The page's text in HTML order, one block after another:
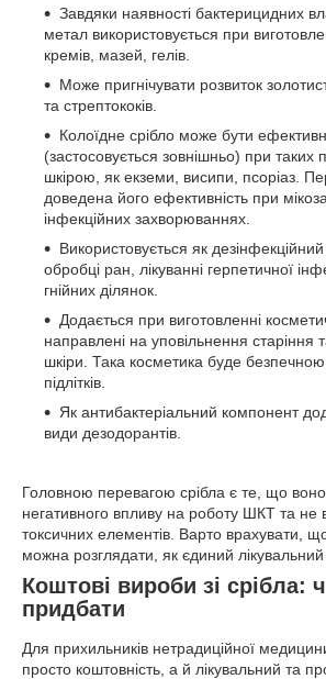
Завдяки наявності бактерицидних
метал використовується при
кремів, мазей, гелів.
Може пригнічувати розвиток
та стрептококів.
Колоїдне срібло може бути
(застосовується зовнішньо) при таких
шкірою, як екземи, висипи, псоріаз.
доведена його ефективність при
інфекційних захворюваннях.
Використовується як
обробці ран, лікуванні герпетичної
гнійних ділянок.
Додається при виготовленні
направлені на уповільнення старіння
шкіри. Така косметика буде безпечною
підлітків.
Як антибактеріальний компонент
види дезодорантів.
Головною перевагою срібла є те, що
негативного впливу на роботу ШКТ та не
токсичних елементів. Варто врахувати,
можна розглядати, як єдиний лікувальний
Коштові вироби зі срібла:
придбати
Для прихильників нетрадиційної
просто коштовність, а й лікувальний та